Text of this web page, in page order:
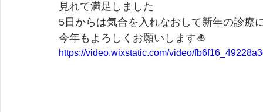
見れて満足しました
5日からは気合を入れなおして新年の診療
今年もよろしくお願いします🎍
https://video.wixstatic.com/video/